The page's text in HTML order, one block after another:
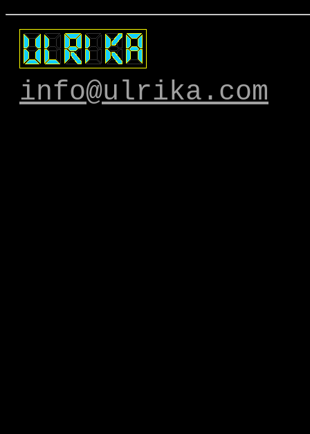
info@ulrika.com